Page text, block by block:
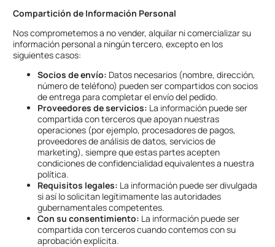
Compartición de Información Personal
Nos comprometemos a no vender, alquilar ni comercializar su
información personal a ningún tercero, excepto en los
siguientes casos:
Socios de envío: Datos necesarios (nombre, dirección,
número de teléfono) pueden ser compartidos con socios
de entrega para completar el envío del pedido.
Proveedores de servicios: La información puede ser
compartida con terceros que apoyan nuestras
operaciones (por ejemplo, procesadores de pagos,
proveedores de análisis de datos, servicios de
marketing), siempre que estas partes acepten
condiciones de confidencialidad equivalentes a nuestra
política.
Requisitos legales: La información puede ser divulgada
si así lo solicitan legítimamente las autoridades
gubernamentales competentes.
Con su consentimiento: La información puede ser
compartida con terceros cuando contemos con su
aprobación explícita.